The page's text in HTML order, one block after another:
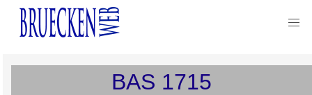
BAS 1715